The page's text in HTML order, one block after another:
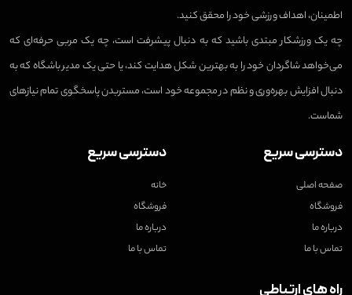
اطمینان، اهداف ورزشی خود را محقق کنید.
چه یک ورزشکار مبتدی باشید که به دنبال پیشرفت است، چه یک مربی حرفه‌ای که
می‌خواهد شاگردان خود را به بهترین شکل هدایت کند، یا حتی یک مدیر باشگاه که به
دنبال افزایش بهره‌وری و نظم در مجموعه خود است، مستربدن پاسخگوی تمام نیازهای
شماست.
دسترسی سریع
صفحه اصلی
فروشگاه
درباره ما
تماس با ما
دسترسی سریع
خانه
فروشگاه
درباره ما
تماس با ما
راه های ارتباطی